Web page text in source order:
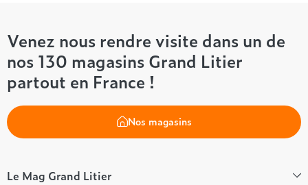
Venez nous rendre visite dans un de
nos 130 magasins Grand Litier
partout en France !
Nos magasins
Le Mag Grand Litier